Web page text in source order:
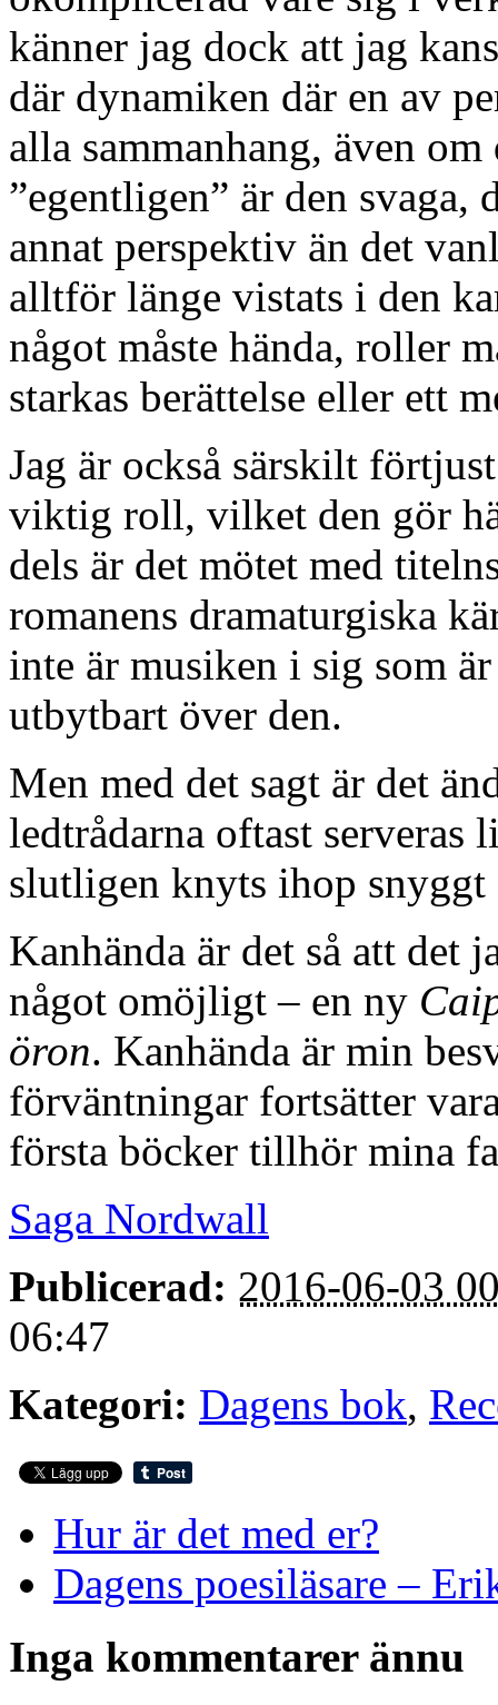
känner jag dock att jag
där dynamiken där en av
alla sammanhang, även
”egentligen” är den svaga,
annat perspektiv än det
alltför länge vistats i den
något måste hända, roller
starkas berättelse eller ett
Jag är också särskilt
viktig roll, vilket den gör
dels är det mötet med
romanens dramaturgiska
inte är musiken i sig som
utbytbart över den.
Men med det sagt är det
ledtrådarna oftast
slutligen knyts ihop
Kanhända är det så att det
något omöjligt – en ny
öron. Kanhända är min
förväntningar fortsätter
första böcker tillhör mina
Saga Nordwall
Publicerad: 2016-06-03
06:47
Kategori: Dagens bok,
Hur är det med er?
Dagens poesiläsare –
Inga kommentarer ännu